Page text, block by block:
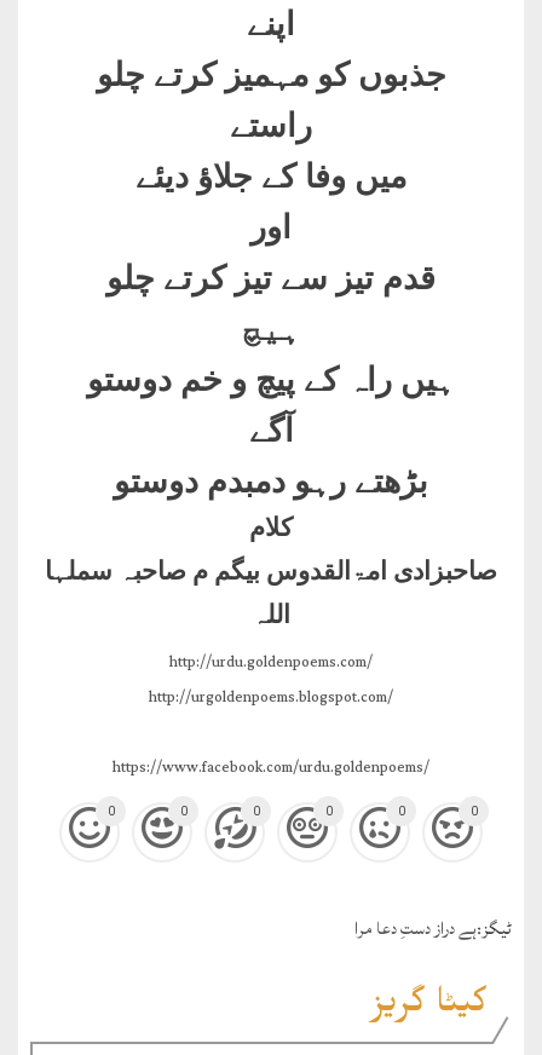
اپنے
جذبوں کو مہمیز کرتے چلو
راستے
میں وفا کے جلاؤ دیئے
اور
قدم تیز سے تیز کرتے چلو
ہیچ
ہیں راہ کے پیچ و خم دوستو
آگے
بڑھتے رہو دمبدم دوستو
کلام
صاحبزادی امۃالقدوس بیگم م صاحبہ سملہا
اللہ
http://urdu.goldenpoems.com/
http://urgoldenpoems.blogspot.com/
https://www.facebook.com/urdu.goldenpoems/
0 0 0 0 0 0
ٹيگز:ہے دراز دستِ دعا مرا
کیٹا گریز